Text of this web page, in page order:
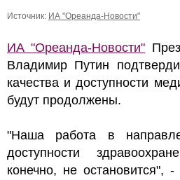
Источник: ИА "Ореанда-Новости"
ИА "Ореанда-Новости"
Владимир Путин
качества и доступности
будут продолжены.
"Наша работа в
доступности
конечно, не остановится",